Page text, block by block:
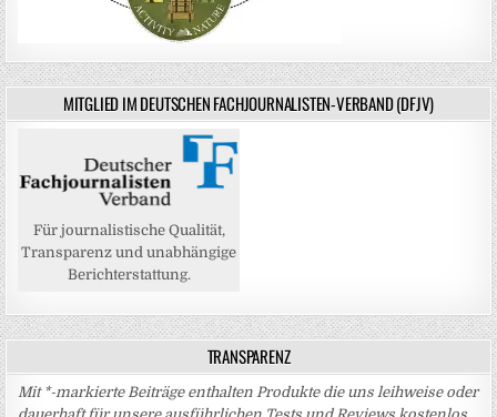
MITGLIED IM DEUTSCHEN FACHJOURNALISTEN-VERBAND (DFJV)
Für journalistische Qualität,
Transparenz und unabhängige
Berichterstattung.
TRANSPARENZ
Mit *-markierte Beiträge enthalten Produkte die uns leihweise oder